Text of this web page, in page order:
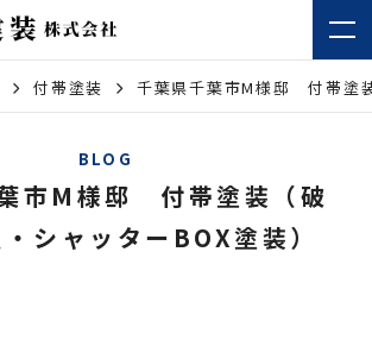
付帯塗装 千葉県千葉市M様邸 付帯塗
BLOG
市M様邸 付帯塗装（破
シャッターBOX塗装）